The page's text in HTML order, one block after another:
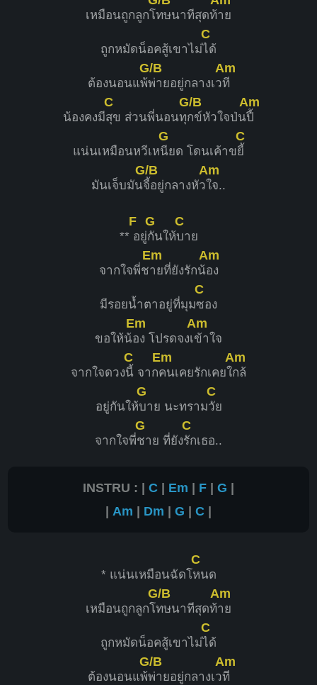
เหมือนถูกลูกโทษนาทีสุดท้าย
ถูกหมัดน็อคสู้เขาไม่
C
ได้
ต้องนอนแพ้
G/B
พ่ายอยู่กลางเว
Am
ที
น้องคงมี
C
สุข ส่วนพี่นอนทุ
G/B
กข์หัวใจป่น
Am
ปี้
แน่นเหมือนหวีเห
G
นียด โดนเค้าข
C
ยี้
มันเจ็บมัน
G/B
จี้อยู่กลางหัว
Am
ใจ..
**
F
อยู่
G
กันให้
C
บาย
จากใจพี่ช
Em
ายที่ยังรักน้
Am
อง
มีรอยน้ำตาอยู่ที่มุม
C
ซอง
ขอให้น้
Em
อง โปรดจงเ
Am
ข้าใจ
จากใจดวง
C
นี้ จาก
Em
คนเคยรักเคยใ
Am
กล้
อยู่กันให้
G
บาย นะทราม
C
วัย
จากใจพี่
G
ชาย ที่ยัง
C
รักเธอ..
INSTRU : | C | Em | F | G |
| Am | Dm | G | C |
* แน่นเหมือนฉัดโ
C
หนด
เหมือนถูกลูกโ
G/B
ทษนาทีสุดท้
Am
าย
ถูกหมัดน็อคสู้เขาไม่
C
ได้
ต้องนอนแพ้
G/B
พ่ายอยู่กลางเว
Am
ที